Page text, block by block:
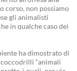
corso, non possiamo
gli animalisti
in qualche caso dei
ha dimostrato di
“animali